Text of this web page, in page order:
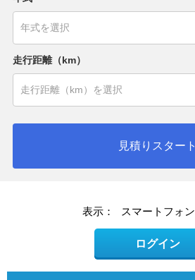
走行距離（km）
見積りスタート
表示： スマートフォン
ログイン